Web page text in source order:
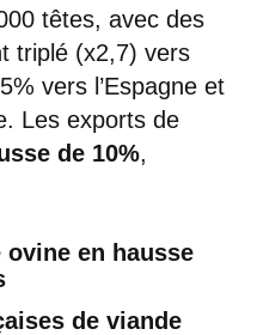
têtes, avec des
triplé (x2,7) vers
vers l’Espagne et
Les exports de
de 10%,
en hausse
de viande